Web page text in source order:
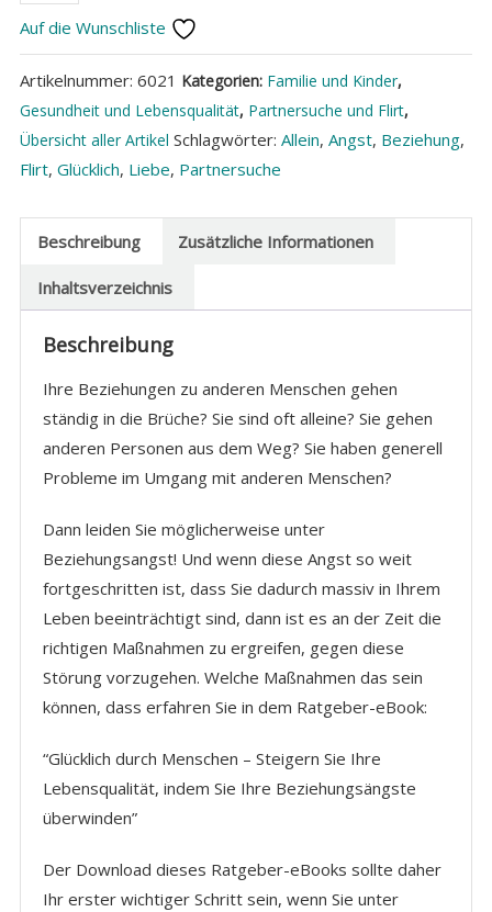
Menschen
Menge
Auf die Wunschliste
Artikelnummer: 6021 Kategorien: Familie und Kinder,
Gesundheit und Lebensqualität, Partnersuche und Flirt,
Übersicht aller Artikel Schlagwörter: Allein, Angst, Beziehung,
Flirt, Glücklich, Liebe, Partnersuche
Beschreibung Zusätzliche Informationen
Inhaltsverzeichnis
Beschreibung
Ihre Beziehungen zu anderen Menschen gehen
ständig in die Brüche? Sie sind oft alleine? Sie gehen
anderen Personen aus dem Weg? Sie haben generell
Probleme im Umgang mit anderen Menschen?
Dann leiden Sie möglicherweise unter
Beziehungsangst! Und wenn diese Angst so weit
fortgeschritten ist, dass Sie dadurch massiv in Ihrem
Leben beeinträchtigt sind, dann ist es an der Zeit die
richtigen Maßnahmen zu ergreifen, gegen diese
Störung vorzugehen. Welche Maßnahmen das sein
können, dass erfahren Sie in dem Ratgeber-eBook:
“Glücklich durch Menschen – Steigern Sie Ihre
Lebensqualität, indem Sie Ihre Beziehungsängste
überwinden”
Der Download dieses Ratgeber-eBooks sollte daher
Ihr erster wichtiger Schritt sein, wenn Sie unter